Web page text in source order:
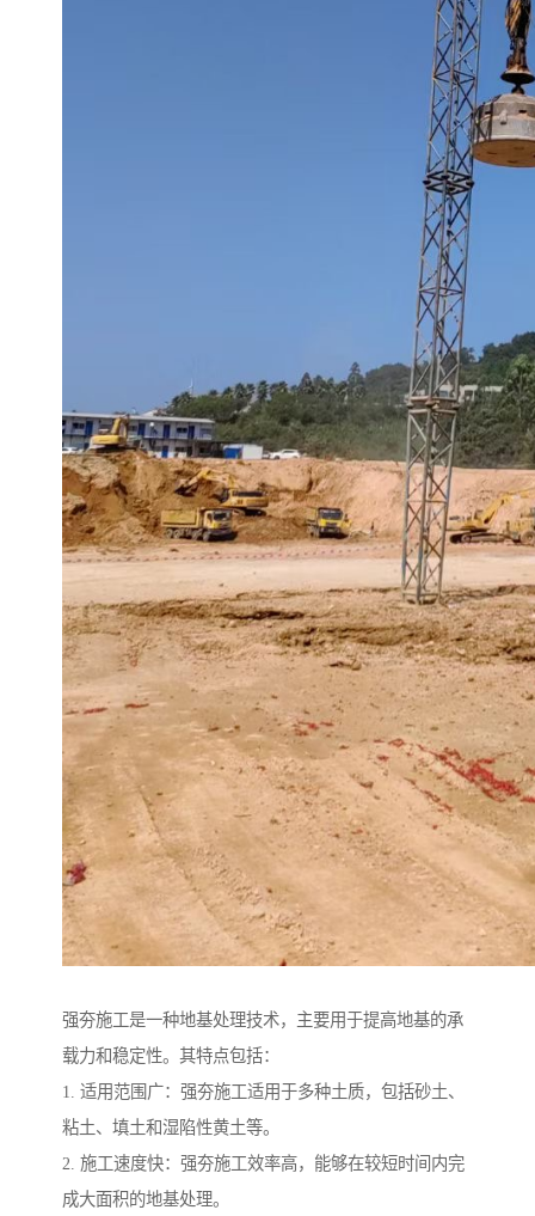
强夯施工是一种地基处理技术，主要用于提高地基的承
载力和稳定性。其特点包括：
1. 适用范围广：强夯施工适用于多种土质，包括砂土、
粘土、填土和湿陷性黄土等。
2. 施工速度快：强夯施工效率高，能够在较短时间内完
成大面积的地基处理。